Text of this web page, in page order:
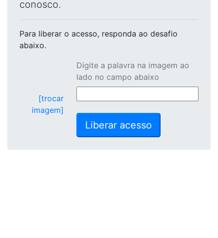
conosco.
Para liberar o acesso, responda ao desafio
abaixo.
[trocar
imagem]
Digite a palavra na imagem ao
lado no campo abaixo